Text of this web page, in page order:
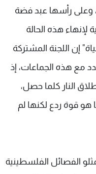
وعلى رأسها عبد فضة
لإنهاء هذه الحالة
إن اللجنة المشتركة
مع هذه الجماعات، إذ
النار كلما حصل،
هو قوة ردع لكنها لم
الفصائل الفلسطينية